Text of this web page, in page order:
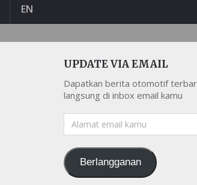
EN
UPDATE VIA EMAIL
Dapatkan berita otomotif
langsung di inbox email kamu
Alamat
email
Berlangganan